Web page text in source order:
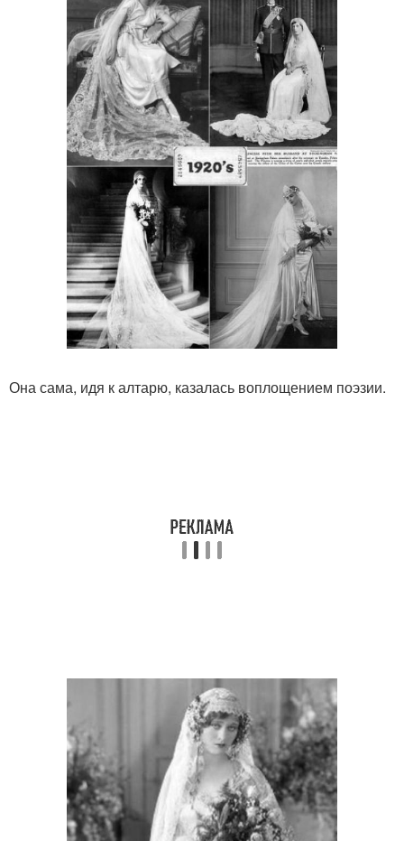
Она сама, идя к алтарю, казалась воплощением поэзии.